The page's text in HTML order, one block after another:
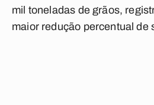
mil toneladas de grãos,
maior redução percentual de